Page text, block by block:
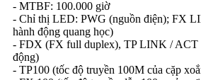
- MTBF: 100.000 giờ
- Chỉ thị LED: PWG (nguồn điện); FX
hành động quang học)
- FDX (FX full duplex), TP LINK / ACT
động)
- TP100 (tốc độ truyền 100M của cặp